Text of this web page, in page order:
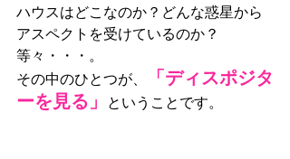
ハウスはどこなのか？どんな惑星から
アスペクトを受けているのか？
等々・・・。
その中のひとつが、
「ディスポジタ
ーを見る」
ということです。